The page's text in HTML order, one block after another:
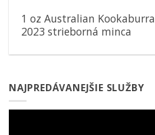
1 oz Australian Kookaburra
2023 strieborná minca
NAJPREDÁVANEJŠIE SLUŽBY